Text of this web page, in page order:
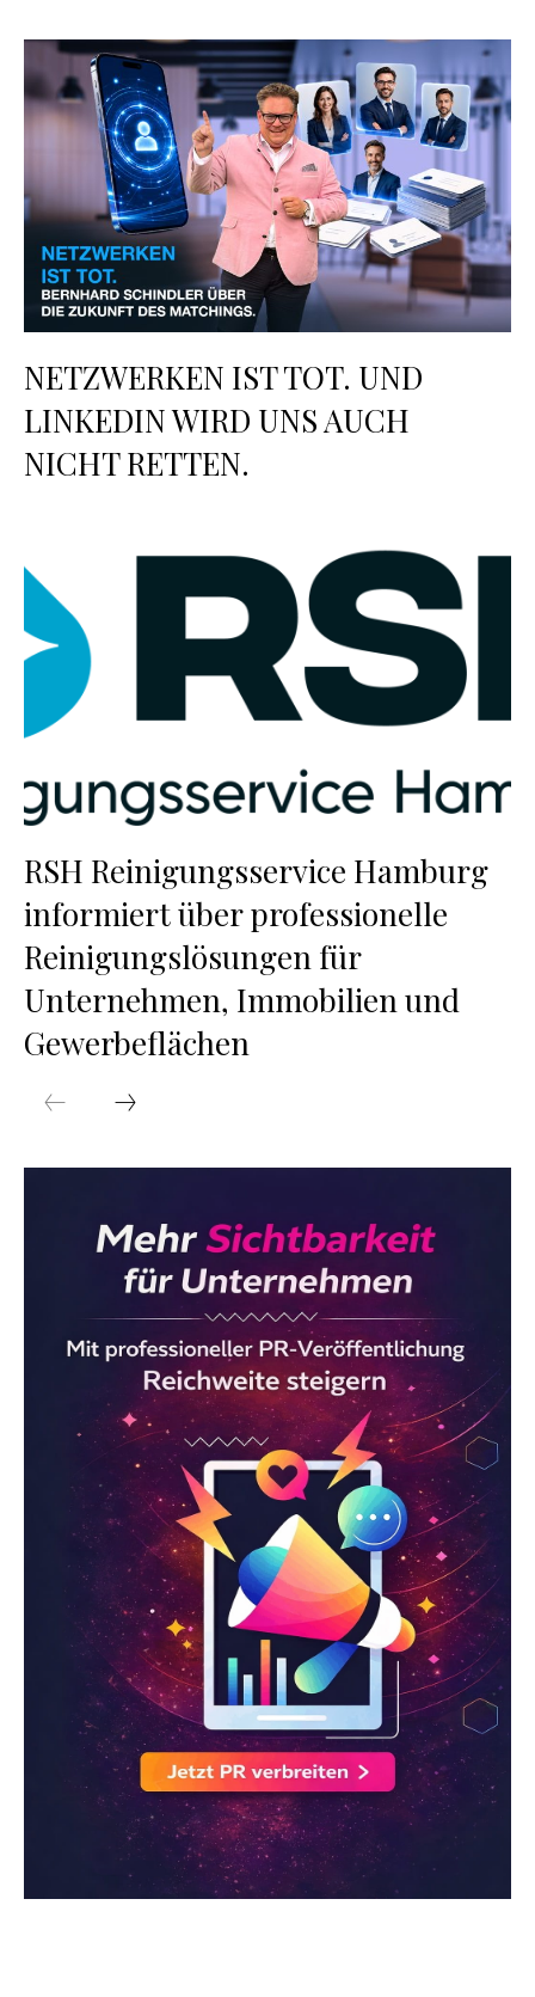
NETZWERKEN IST TOT. UND
LINKEDIN WIRD UNS AUCH
NICHT RETTEN.
RSH Reinigungsservice Hamburg
informiert über professionelle
Reinigungslösungen für
Unternehmen, Immobilien und
Gewerbeflächen